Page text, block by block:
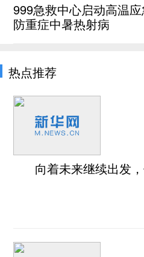
999急救中心启动高温
防重症中暑热射病
热点推荐
向着未来继续出发